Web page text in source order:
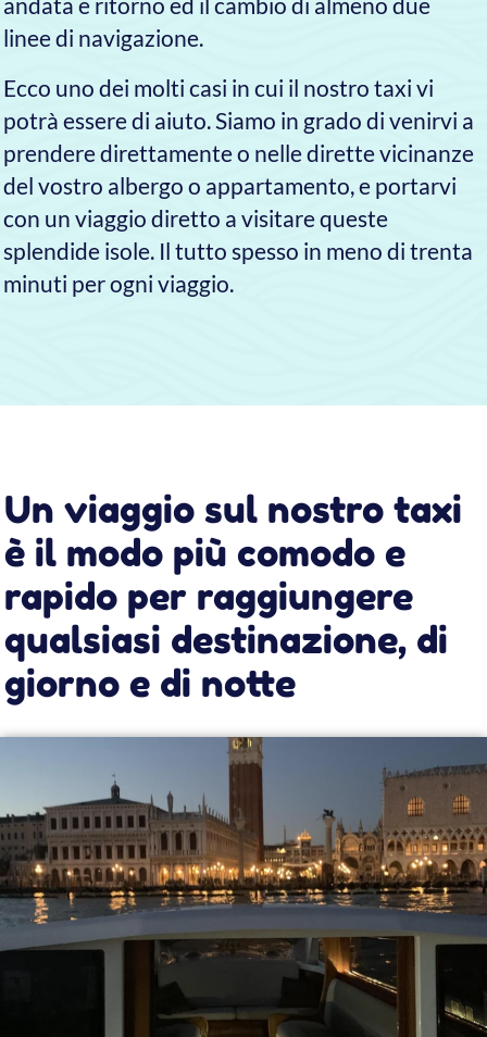
Utilizzando il nostro taxi acqueo potrete
muovervi da e verso Venezia, comprese tutte le
sue isole, arrivando ad ogni meta mediamente in
meno di metà del tempo richiesto da qualsiasi
altro mezzo di trasporto pubblico.
Inoltre, a differenza dei mezzi pubblici molto
spesso potremo farvi scendere direttamente o
nei pressi dell'attrazione che intendete visitare,
spostamenti a Venezia
È Comodo
Viaggia in pieno comfort, seduto sulle nostre
poltroncine in pelle. Ti sembrerà di sfrecciare
sulla laguna di Venezia comodamente seduti in
un piccolo salottino.
È Veloce
Lasciati portare a destinazione dal nostro taxi,
che arriva in meno di metà tempo rispetto ai
mezzi di trasporto pubblici sulla maggior parte
delle tratte disponibili, pur nel pieno rispetto dei
limiti di velocità vigenti.
Arriva a casa tua
Liberati dalla schiavitù dei mezzi pubblici, e dal
rischio di ritardi e cancellazioni di corse. Il
nostro taxi arriva davanti al tuo hotel o
appartamento, e da ora sarai tu a decidere
quando e dove essere portato.